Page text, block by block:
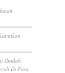
Ibadah,
Di Pura